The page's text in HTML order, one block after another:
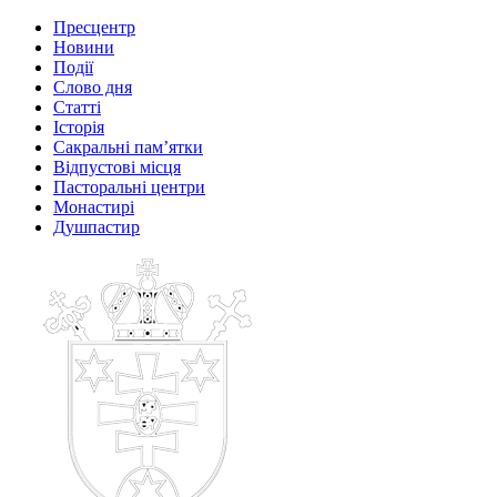
Пресцентр
Новини
Події
Слово дня
Статті
Історія
Сакральні пам’ятки
Відпустові місця
Пасторальні центри
Монастирі
Душпастир